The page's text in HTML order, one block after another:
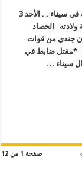
مقتل ضابط وجنود في جيش السيسي واشتباكات عنيفة في سيناء . . الأحد 3
الحصاد
جندي من قوات
*مقتل ضابط في
صفحة 1 من 12